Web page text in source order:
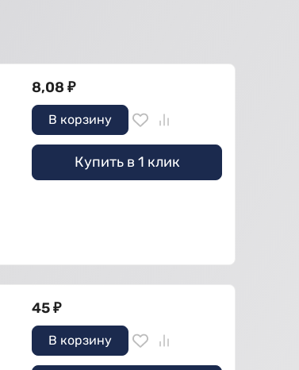
8,08 ₽
В корзину
Купить в 1 клик
45₽
В корзину